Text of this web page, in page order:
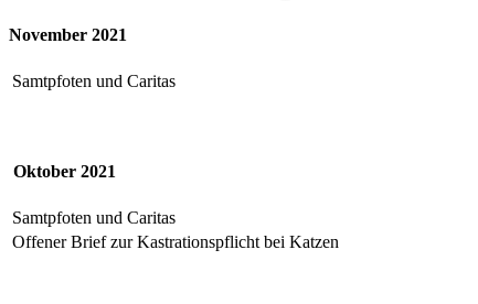
November 2021
Samtpfoten und Caritas
Oktober 2021
Samtpfoten und Caritas
Offener Brief zur Kastrationspflicht bei Katzen